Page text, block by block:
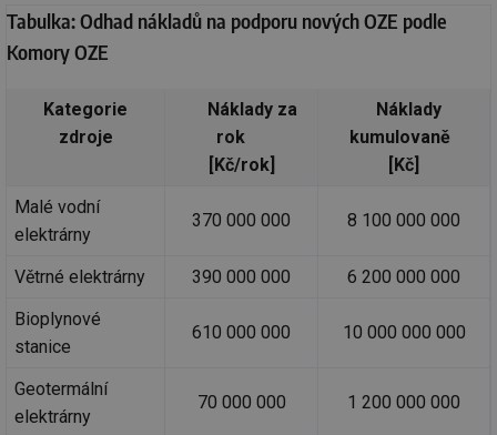
Tabulka: Odhad nákladů na podporu nových OZE podle
Komory OZE
Kategorie
zdroje
Náklady za
rok
[Kč/rok]
Náklady
kumulovaně
[Kč]
Malé vodní
elektrárny
370 000 000 8 100 000 000
Větrné elektrárny 390 000 000
6 200 000 000
Bioplynové
stanice
610 000 000 10 000 000 000
Geotermální
elektrárny
70 000 000 1 200 000 000